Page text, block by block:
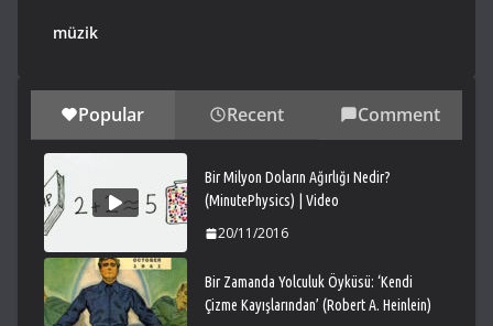
müzik
Popular Recent Comment
Bir Milyon Doların Ağırlığı Nedir?
(MinutePhysics) | Video
20/11/2016
Bir Zamanda Yolculuk Öyküsü: ‘Kendi
Çizme Kayışlarından’ (Robert A. Heinlein)